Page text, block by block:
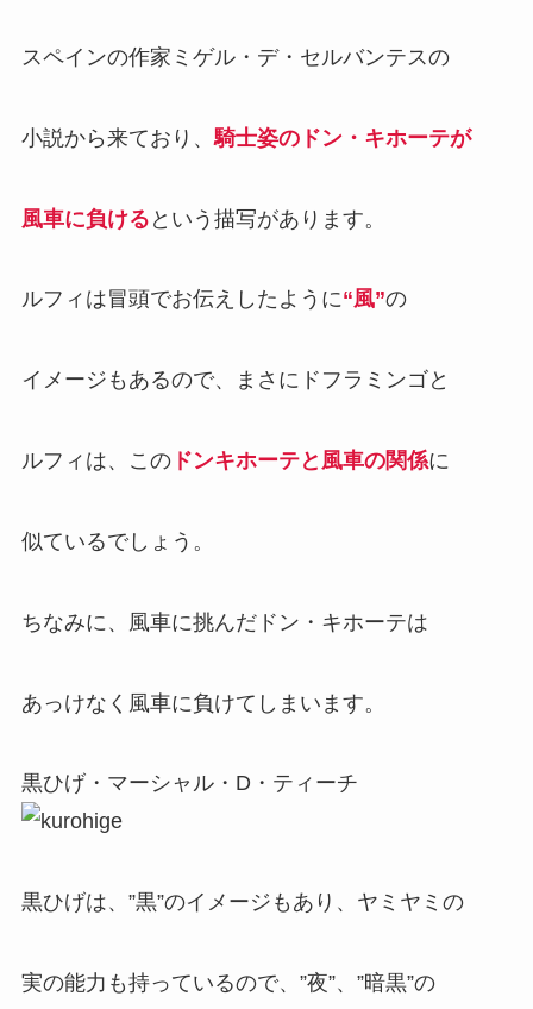
スペインの作家ミゲル・デ・セルバンテスの
小説から来ており、騎士姿のドン・キホーテが
風車に負ける という描写があります。
ルフィは冒頭でお伝えしたように“風”の
イメージもあるので、まさにドフラミンゴと
ルフィは、このドンキホーテと風車の関係に
似ているでしょう。
ちなみに、風車に挑んだドン・キホーテは
あっけなく風車に負けてしまいます。
黒ひげ・マーシャル・D・ティーチ
黒ひげは、”黒”のイメージもあり、ヤミヤミの
実の能力も持っているので、”夜”、”暗黒”の